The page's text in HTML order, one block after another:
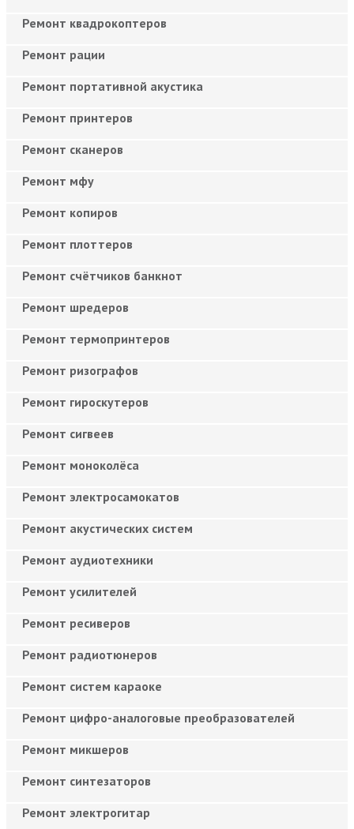
Ремонт квадрокоптеров
Ремонт рации
Ремонт портативной акустика
Ремонт принтеров
Ремонт сканеров
Ремонт мфу
Ремонт копиров
Ремонт плоттеров
Ремонт счётчиков банкнот
Ремонт шредеров
Ремонт термопринтеров
Ремонт ризографов
Ремонт гироскутеров
Ремонт сигвеев
Ремонт моноколёса
Ремонт электросамокатов
Ремонт акустических систем
Ремонт аудиотехники
Ремонт усилителей
Ремонт ресиверов
Ремонт радиотюнеров
Ремонт систем караоке
Ремонт цифро-аналоговые преобразователей
Ремонт микшеров
Ремонт синтезаторов
Ремонт электрогитар